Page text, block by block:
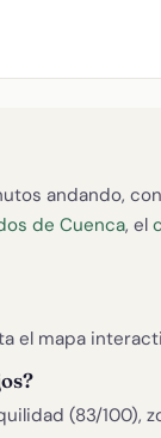
andando,
de Cuenca, el
el mapa
(83/100),